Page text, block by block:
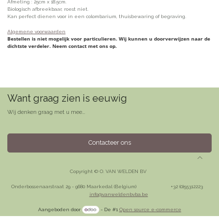
Afmeting : 25cm x 18.5cm.
Biologisch afbreekbaar, roest niet.
Kan perfect dienen voor in een colombarium, thuisbewaring of begraving.
Algemene voorwaarden
Bestellen is niet mogelijk voor particulieren. Wij kunnen u doorverwijzen naar de
dichtste verdeler. Neem contact met ons op.
Want graag zien is eeuwig
Wij denken graag met u mee...
Contacteer ons
Copyright © O. VAN WELDEN BV
Onderbossenaarstraat 29 - 9680 Maarkedal (Belgium)
​+32 (0)55312223
info@vanweldenbvba.be
Aangeboden door - De #1 Open source e-commerce